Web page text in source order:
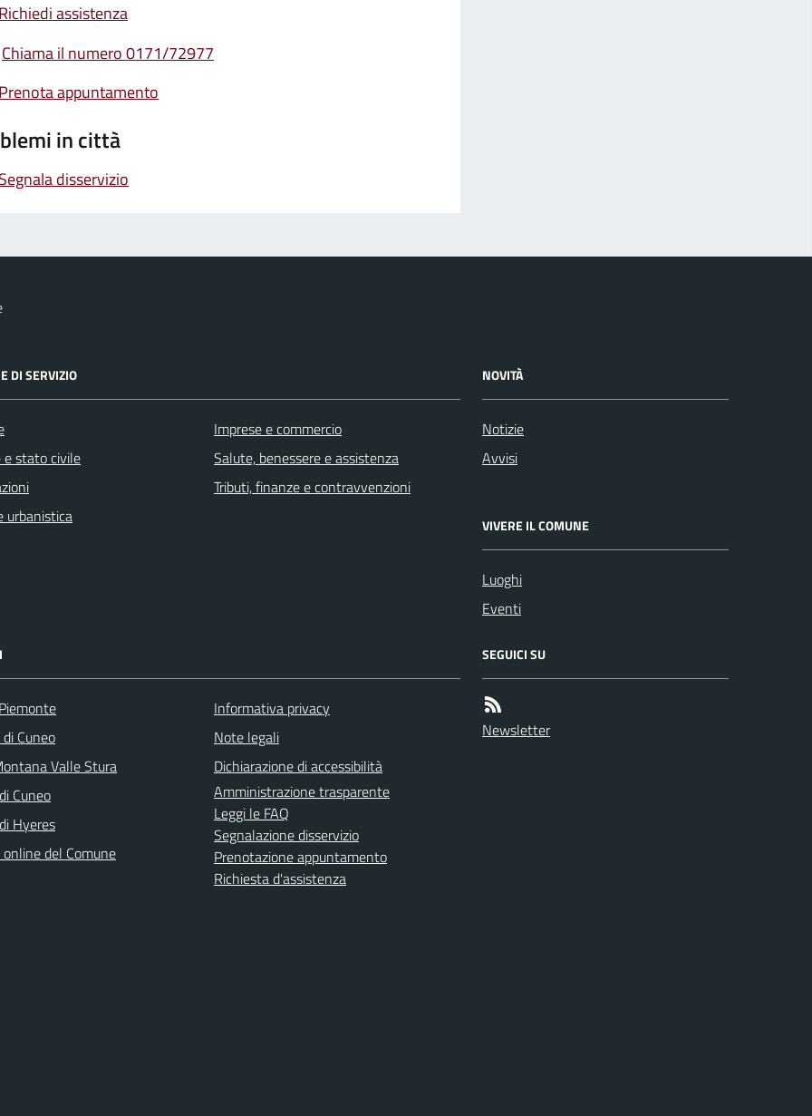
Richiedi assistenza
Chiama il numero 0171/72977
Prenota appuntamento
in città
Segnala disservizio
DI SERVIZIO
e stato civile
urbanistica
Imprese e commercio
Salute, benessere e assistenza
Tributi, finanze e contravvenzioni
NOVITÀ
Notizie
Avvisi
VIVERE IL COMUNE
Luoghi
Eventi
Cuneo
Valle Stura
Cuneo
Hyeres
del Comune
Informativa privacy
Note legali
Dichiarazione di accessibilità
Amministrazione trasparente
Leggi le FAQ
Segnalazione disservizio
Prenotazione appuntamento
Richiesta d'assistenza
SEGUICI SU
Newsletter